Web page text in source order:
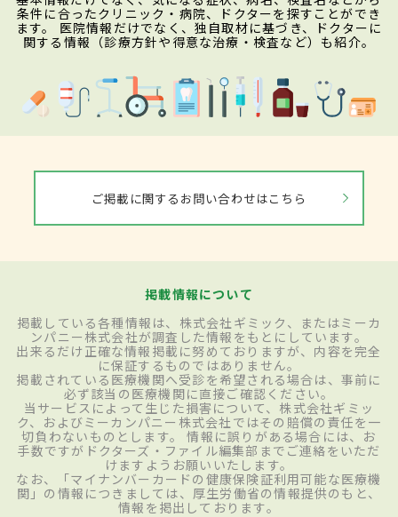
条件に合ったクリニック・病院、ドクターを探すことができ
ます。 医院情報だけでなく、独自取材に基づき、ドクターに
関する情報（診療方針や得意な治療・検査など）も紹介。
ご掲載に関するお問い合わせはこちら
掲載情報について
掲載している各種情報は、株式会社ギミック、またはミーカ
ンパニー株式会社が調査した情報をもとにしています。
出来るだけ正確な情報掲載に努めておりますが、内容を完全
に保証するものではありません。
掲載されている医療機関へ受診を希望される場合は、事前に
必ず該当の医療機関に直接ご確認ください。
当サービスによって生じた損害について、株式会社ギミッ
ク、およびミーカンパニー株式会社ではその賠償の責任を一
切負わないものとします。 情報に誤りがある場合には、お
手数ですがドクターズ・ファイル編集部までご連絡をいただ
けますようお願いいたします。
なお、「マイナンバーカードの健康保険証利用可能な医療機
関」の情報につきましては、厚生労働省の情報提供のもと、
情報を掲出しております。